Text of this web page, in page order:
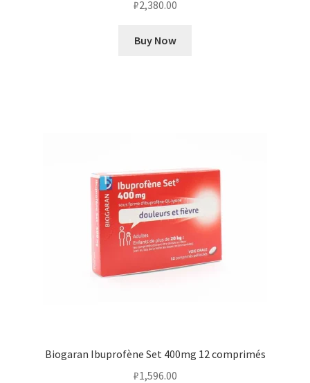
₽2,380.00
Buy Now
Biogaran Ibuprofène Set 400mg 12 comprimés
₽1,596.00